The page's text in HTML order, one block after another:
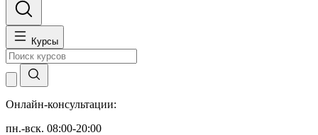
Курсы
Онлайн-консультации:
пн.-вск. 08:00-20:00